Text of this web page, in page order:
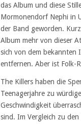
das Album und diese
Mormonendorf Nephi in
der Band geworden.
Album mehr von dieser
sich von dem bekannten
entfernen. Aber ist Folk-
The Killers haben die
Teenagerjahre zu
Geschwindigkeit
sind. Im Vergleich zu